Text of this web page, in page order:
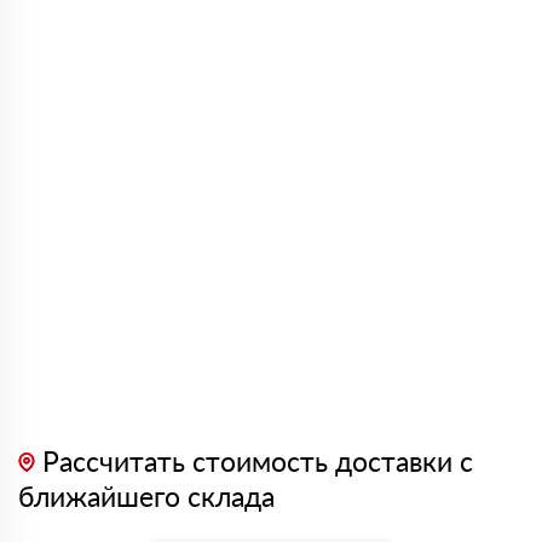
Рассчитать стоимость доставки с
ближайшего склада